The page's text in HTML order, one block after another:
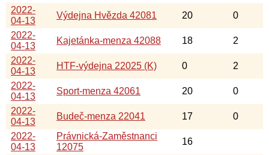
2022-
04-13
Výdejna Hvězda 42081 20
0
2022-
04-13
Kajetánka-menza 42088 18
2
2022-
04-13
HTF-výdejna 22025 (K) 0
2
2022-
04-13
Sport-menza 42061 20
0
2022-
04-13
Budeč-menza 22041 17
0
2022-
04-13
Právnická-Zaměstnanci
12075
16